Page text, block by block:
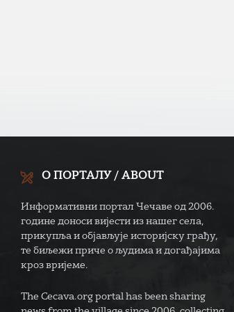
О ПОРТАЛУ / ABOUT
Информативни портал Чечаве од 2006.
године доноси вијести из нашег села,
прикупља и објављује историјску грађу,
те биљежи приче о људима и догађајима
кроз вријеме.
The Cecava.org portal has been sharing